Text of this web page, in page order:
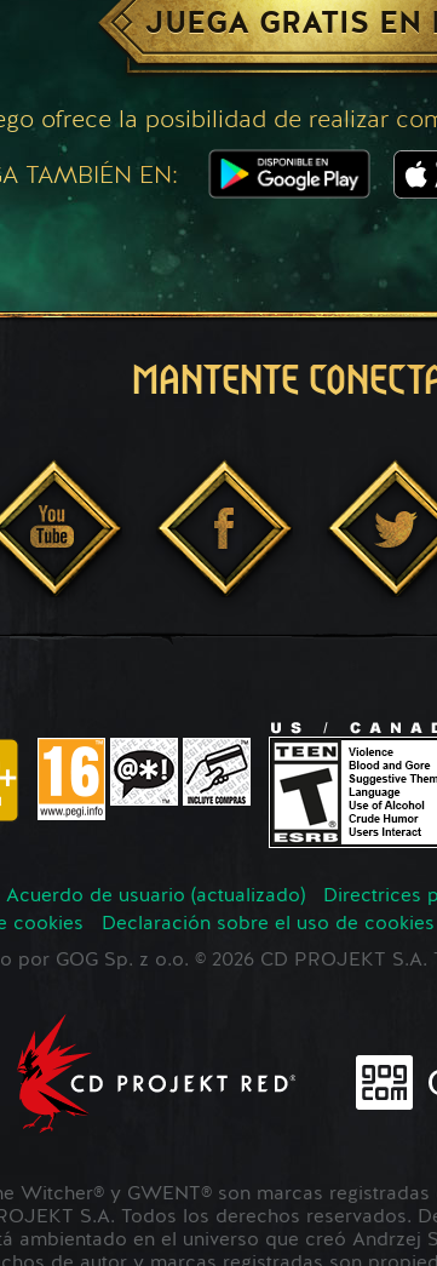
JUEGA GRATIS EN
ofrece la posibilidad de realizar
TAMBIÉN EN:
MANTENTE
Acuerdo de usuario (actualizado) Directrices
cookies
Declaración sobre el uso de cookies
por GOG Sp. z o.o. © 2026 CD PROJEKT S.A.
Witcher® y GWENT® son marcas
S.A. Todos los derechos reservados.
ambientado en el universo que creó Andrzej